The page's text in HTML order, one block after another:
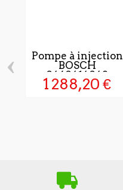
Pompe à injection
BOSCH
0460414048
1 288,20 €
‹